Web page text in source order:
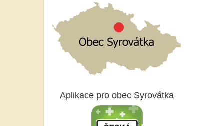
Aplikace pro obec Syrovátka